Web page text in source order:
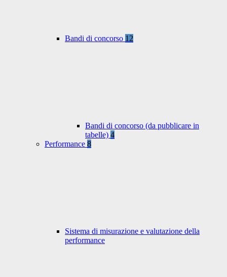
Bandi di concorso 12
Bandi di concorso (da pubblicare in
tabelle) 4
Performance 8
Sistema di misurazione e valutazione della
performance